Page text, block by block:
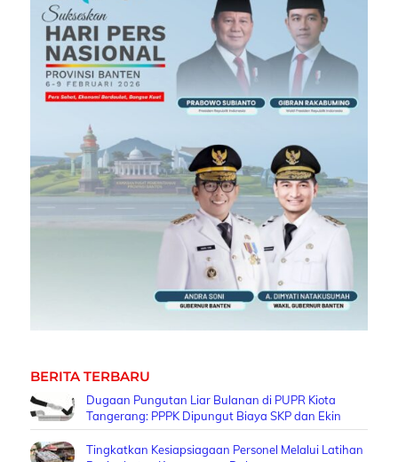
BERITA TERBARU
Dugaan Pungutan Liar Bulanan di PUPR Kiota
Tangerang: PPPK Dipungut Biaya SKP dan Ekin
Tingkatkan Kesiapsiagaan Personel Melalui Latihan